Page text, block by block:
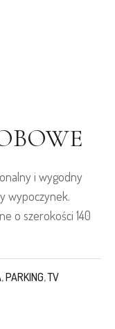
i wygodny
wypoczynek.
o szerokości 140
,PARKING,TV